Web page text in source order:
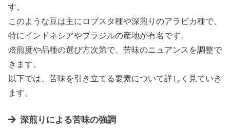
す。
このような豆は主にロブスタ種や深煎りのアラビカ種で、
特にインドネシアやブラジルの産地が有名です。
焙煎度や品種の選び方次第で、苦味のニュアンスを調整で
きます。
以下では、苦味を引き立てる要素について詳しく見ていき
ます。
深煎りによる苦味の強調